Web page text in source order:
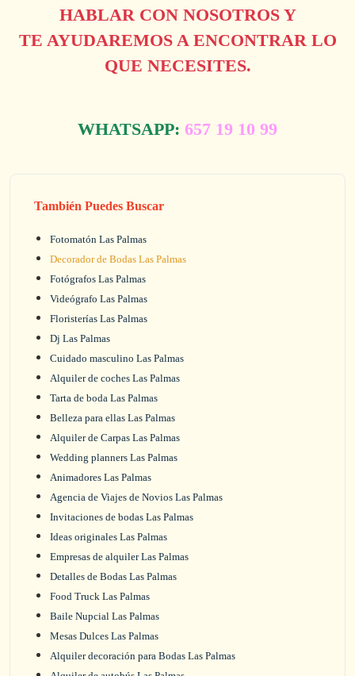
HABLAR CON NOSOTROS Y
TE AYUDAREMOS A ENCONTRAR LO
QUE NECESITES.
WHATSAPP: 657 19 10 99
También Puedes Buscar
Fotomatón Las Palmas
Decorador de Bodas Las Palmas
Fotógrafos Las Palmas
Videógrafo Las Palmas
Floristerías Las Palmas
Dj Las Palmas
Cuidado masculino Las Palmas
Alquiler de coches Las Palmas
Tarta de boda Las Palmas
Belleza para ellas Las Palmas
Alquiler de Carpas Las Palmas
Wedding planners Las Palmas
Animadores Las Palmas
Agencia de Viajes de Novios Las Palmas
Invitaciones de bodas Las Palmas
Ideas originales Las Palmas
Empresas de alquiler Las Palmas
Detalles de Bodas Las Palmas
Food Truck Las Palmas
Baile Nupcial Las Palmas
Mesas Dulces Las Palmas
Alquiler decoración para Bodas Las Palmas